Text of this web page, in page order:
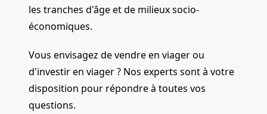
les tranches d'âge et de milieux socio-
économiques.
Vous envisagez de vendre en viager ou
d'investir en viager ? Nos experts sont à votre
disposition pour répondre à toutes vos
questions.